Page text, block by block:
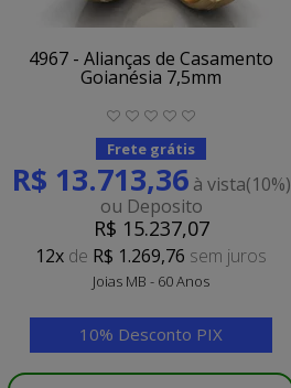
4967 - Alianças de Casamento
Goianésia 7,5mm
Frete grátis
R$ 13.713,36à vista(10%)
ou Deposito
R$ 15.237,07
12x de R$ 1.269,76 sem juros
Joias MB - 60 Anos
10% Desconto PIX